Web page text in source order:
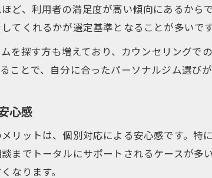
ど、利用者の満足度が高い傾向にあるから
てくれるかが選定基準となることが多いで
を探す方も増えており、カウンセリングで
ことで、自分に合ったパーソナルジム選び
心感
リットは、個別対応による安心感です。特
までトータルにサポートされるケースが多
なります。